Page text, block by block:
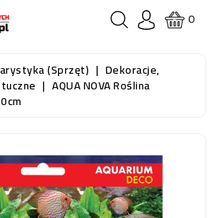
0
(sprzęt) Dekoracje,
AQUA NOVA Roślina